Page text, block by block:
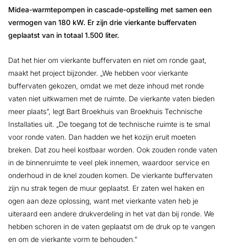
Midea-warmtepompen in cascade-opstelling met samen een
vermogen van 180 kW. Er zijn drie vierkante buffervaten
geplaatst van in totaal 1.500 liter.
Dat het hier om vierkante buffervaten en niet om ronde gaat,
maakt het project bijzonder. „We hebben voor vierkante
buffervaten gekozen, omdat we met deze inhoud met ronde
vaten niet uitkwamen met de ruimte. De vierkante vaten bieden
meer plaats”, legt Bart Broekhuis van Broekhuis Technische
Installaties uit. „De toegang tot de technische ruimte is te smal
voor ronde vaten. Dan hadden we het kozijn eruit moeten
breken. Dat zou heel kostbaar worden. Ook zouden ronde vaten
in de binnenruimte te veel plek innemen, waardoor service en
onderhoud in de knel zouden komen. De vierkante buffervaten
zijn nu strak tegen de muur geplaatst. Er zaten wel haken en
ogen aan deze oplossing, want met vierkante vaten heb je
uiteraard een andere drukverdeling in het vat dan bij ronde. We
hebben schoren in de vaten geplaatst om de druk op te vangen
en om de vierkante vorm te behouden.”